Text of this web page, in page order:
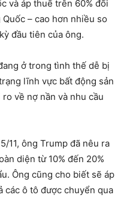
và áp thuế trên 60% đối
– cao hơn nhiều so
đầu tiên của ông.
ở trong tình thế dễ bị
lĩnh vực bất động sản
về nợ nần và nhu cầu
11, ông Trump đã nêu ra
diện từ 10% đến 20%
Ông cũng cho biết sẽ áp
các ô tô được chuyển qua